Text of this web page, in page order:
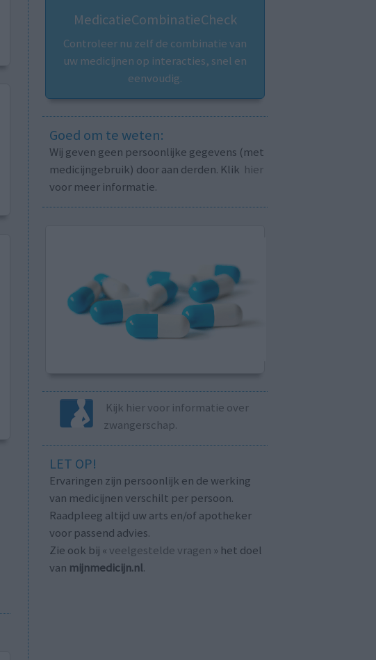
MedicatieCombinatieCheck
Controleer nu zelf de combinatie van
uw medicijnen op interacties, snel en
eenvoudig.
Goed om te weten:
Wij geven geen persoonlijke gegevens (met
medicijngebruik) door aan derden. Klik hier
voor meer informatie.
Kijk hier voor informatie over
zwangerschap.
LET OP!
Ervaringen zijn persoonlijk en de werking
van medicijnen verschilt per persoon.
Raadpleeg altijd uw arts en/of apotheker
voor passend advies.
Zie ook bij « veelgestelde vragen » het doel
van mijnmedicijn.nl.